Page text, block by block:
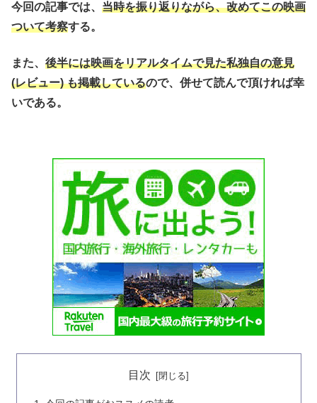
今回の記事では、 当時を振り返りながら、改めてこの映画
ついて考察する。
また、 後半には映画をリアルタイムで見た私独自の意見
(レビュー) も掲載しているので、併せて読んで頂ければ幸
いである。
目次